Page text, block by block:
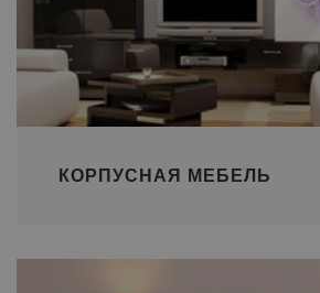
КОРПУСНАЯ МЕБЕЛЬ